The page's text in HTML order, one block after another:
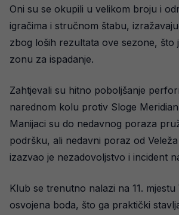
Oni su se okupili u velikom broju i
igračima i stručnom štabu,
zbog loših rezultata ove sezone, što
zonu za ispadanje.
Zahtjevali su hitno poboljšanje
narednom kolu protiv Sloge
Manijaci su do nedavnog poraza
podršku, ali nedavni poraz od
izazvao je nezadovoljstvo i incident
Klub se trenutno nalazi na 11. mjestu
osvojena boda, što ga praktički